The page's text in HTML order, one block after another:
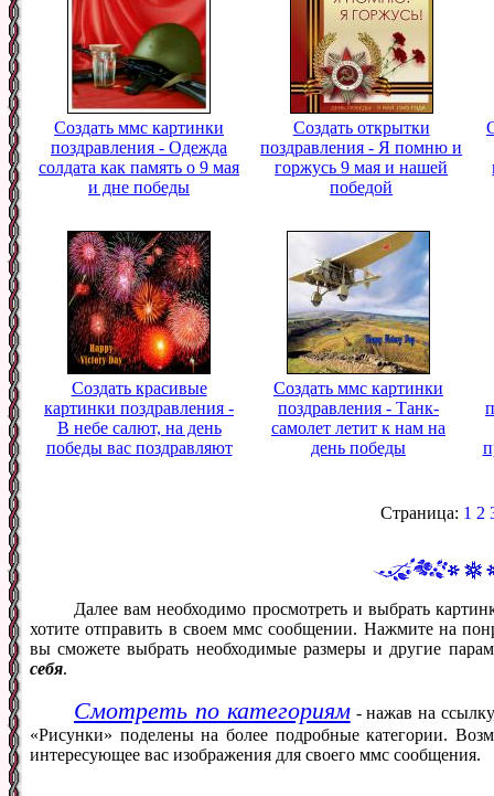
Создать ммс картинки
поздравления - Одежда
солдата как память о 9 мая
и дне победы
Создать открытки
поздравления - Я помню и
горжусь 9 мая и нашей
победой
Создать красивые
картинки поздравления -
В небе салют, на день
победы вас поздравляют
Создать ммс картинки
поздравления - Танк-
самолет летит к нам на
день победы
Страница: 1 2
Далее вам необходимо просмотреть и выбрать
хотите отправить в своем ммс сообщении. Нажмите на
вы сможете выбрать необходимые размеры и другие
себя.
Смотреть по категориям- нажав на
«Рисунки» поделены на более подробные категории.
интересующее вас изображения для своего ммс сообщения.